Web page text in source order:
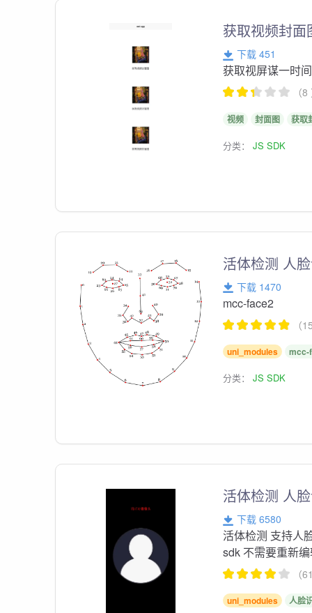
获取视频封面
下载 451
获取视屏谋一时
（
视频 封面图 获取
分类：JS SDK
活体检测 人
下载 1470
mcc-face2
（
uni_modules mcc-
分类：JS SDK
活体检测 人
下载 6580
活体检测 支持人
sdk 不需要重新
（
uni_modules 人脸